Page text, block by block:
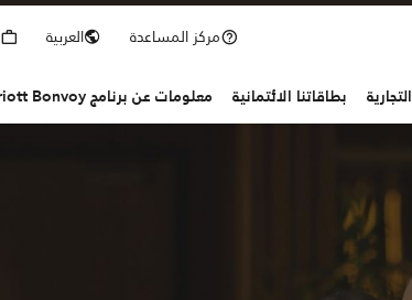
مركز المساعدة العربية
بطاقاتنا الائتمانية معلومات عن برنامج Marriott Bonvoy